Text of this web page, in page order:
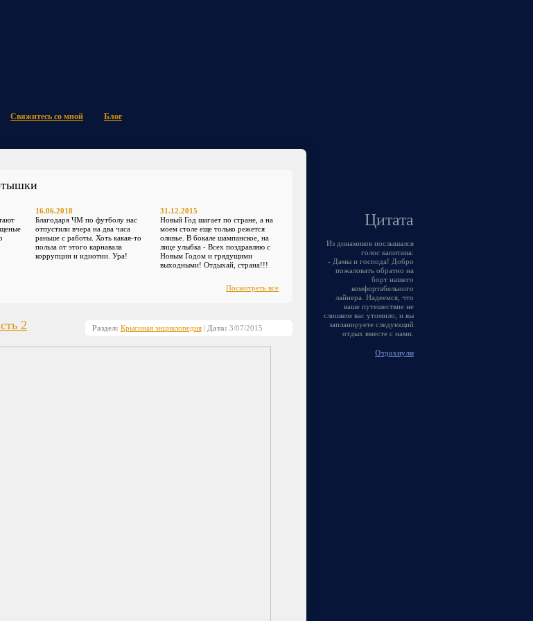
Свяжитесь со мной Блог
16.06.2018
Благодаря ЧМ по футболу нас
отпустили вчера на два часа
раньше с работы. Хоть какая-то
польза от этого карнавала
коррупции и идиотии. Ура!
31.12.2015
Новый Год шагает по стране, а на
моем столе еще только режется
оливье. В бокале шампанское, на
лице улыбка - Всех поздравляю с
Новым Годом и грядущими
выходными! Отдыхай, страна!!!
Посмотреть все
2 Раздел: Крысиная энциклопедия| Дата: 3/07/2015
Цитата
Из динамиков послышался
голос капитана:
- Дамы и господа! Добро
пожаловать обратно на
борт нашего
комфортабельного
лайнера. Надеемся, что
ваше путешествие не
слишком вас утомило, и вы
запланируете следующий
отдых вместе с нами.
Отдохнули